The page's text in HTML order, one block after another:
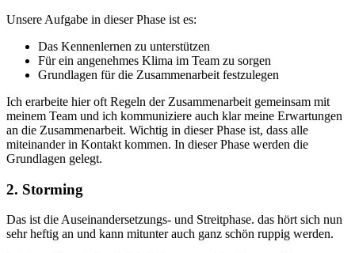
Unsere Aufgabe in dieser Phase ist es:
Das Kennenlernen zu unterstützen
Für ein angenehmes Klima im Team zu sorgen
Grundlagen für die Zusammenarbeit festzulegen
Ich erarbeite hier oft Regeln der Zusammenarbeit gemeinsam mit
meinem Team und ich kommuniziere auch klar meine Erwartungen
an die Zusammenarbeit. Wichtig in dieser Phase ist, dass alle
miteinander in Kontakt kommen. In dieser Phase werden die
Grundlagen gelegt.
2. Storming
Das ist die Auseinandersetzungs- und Streitphase. das hört sich nun
sehr heftig an und kann mitunter auch ganz schön ruppig werden.